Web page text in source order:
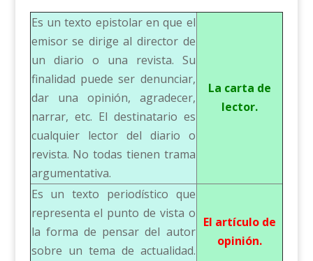
Es un texto epistolar en que el
emisor se dirige al director de
un diario o una revista. Su
finalidad puede ser denunciar,
dar una opinión, agradecer,
narrar, etc. El destinatario es
cualquier lector del diario o
revista. No todas tienen trama
argumentativa.
La carta de
lector.
Es un texto periodístico que
representa el punto de vista o
la forma de pensar del autor
sobre un tema de actualidad.
El artículo de
opinión.